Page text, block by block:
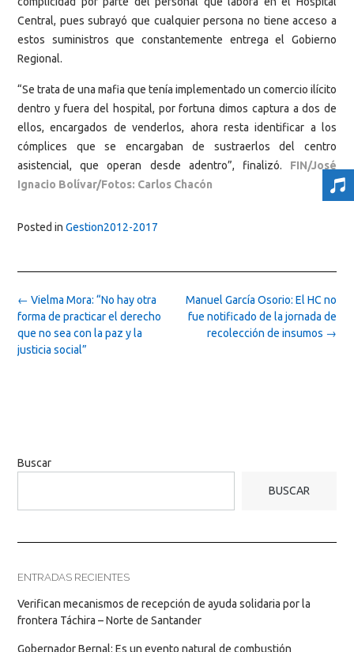
Central, pues subrayó que cualquier persona no tiene acceso a
estos suministros que constantemente entrega el Gobierno
Regional.
“Se trata de una mafia que tenía implementado un comercio ilícito
dentro y fuera del hospital, por fortuna dimos captura a dos de
ellos, encargados de venderlos, ahora resta identificar a los
cómplices que se encargaban de sustraerlos del centro
asistencial, que operan desde adentro”, finalizó. FIN/José
Ignacio Bolívar/Fotos: Carlos Chacón
Posted in Gestion2012-2017
Post
navigation
Manuel García Osorio: El HC no
fue notificado de la jornada de
recolección de insumos →
← Vielma Mora: “No hay otra
forma de practicar el derecho
que no sea con la paz y la
justicia social”
Buscar
BUSCAR
ENTRADAS RECIENTES
Verifican mecanismos de recepción de ayuda solidaria por la
frontera Táchira – Norte de Santander
Gobernador Bernal: Es un evento natural de combustión